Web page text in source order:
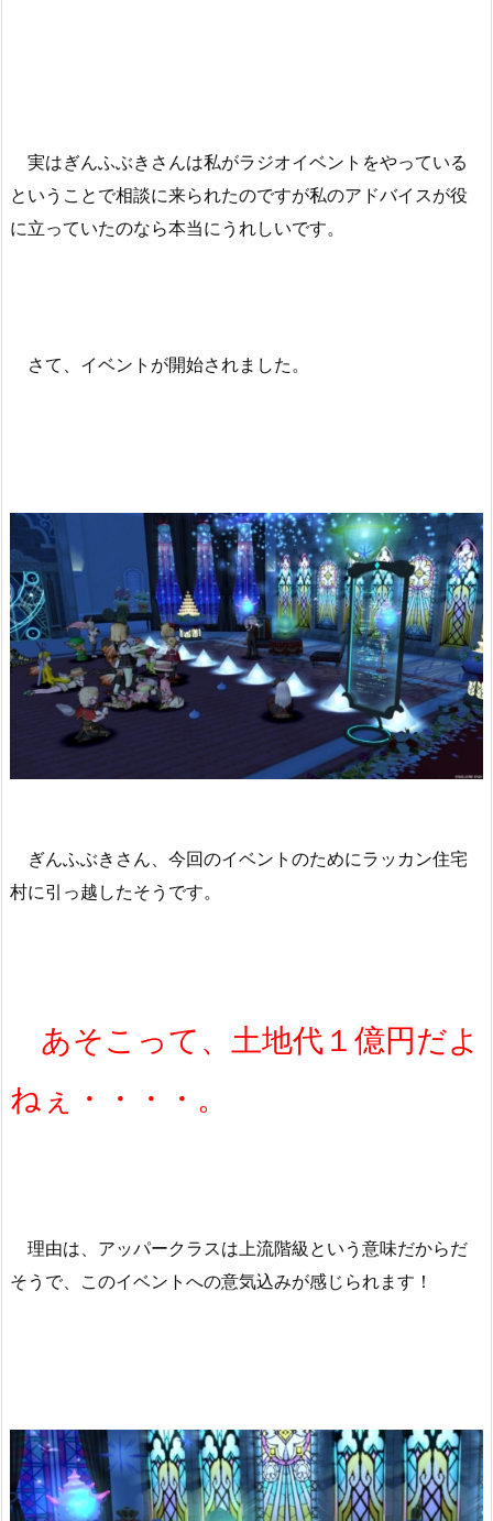
実はぎんふぶきさんは私がラジオイベントをやっている
ということで相談に来られたのですが私のアドバイスが役
に立っていたのなら本当にうれしいです。
さて、イベントが開始されました。
ぎんふぶきさん、今回のイベントのためにラッカン住宅
村に引っ越したそうです。
あそこって、土地代１億円だよ
ねぇ・・・・。
理由は、アッパークラスは上流階級という意味だからだ
そうで、このイベントへの意気込みが感じられます！